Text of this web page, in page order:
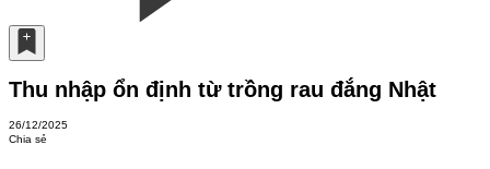
Thu nhập ổn định từ trồng rau đắng Nhật
26/12/2025
Chia sẻ